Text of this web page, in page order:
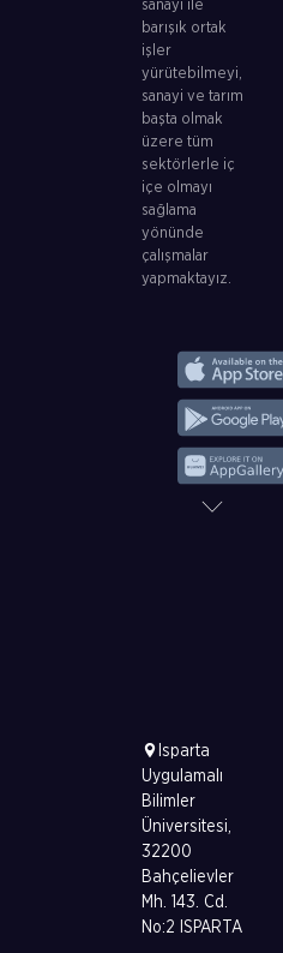
sanayi ile
barışık ortak
işler
yürütebilmeyi,
sanayi ve tarım
başta olmak
üzere tüm
sektörlerle iç
içe olmayı
sağlama
yönünde
çalışmalar
yapmaktayız.
Isparta
Uygulamalı
Bilimler
Üniversitesi,
32200
Bahçelievler
Mh. 143. Cd.
No:2 ISPARTA